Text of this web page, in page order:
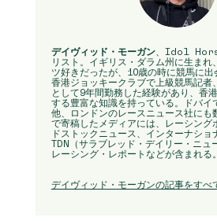
デイヴィッド・モーガン、Idol
リスト。イギリス・ダラム州に生まれ
ツ好きだったが、10歳の時に競馬に出
香港ジョッキークラブで上級競馬記者
として9年間勤務した経験があり、香
する豊富な知識を持っている。ドバイ
他、ロンドンのレースニュース社にも
で寄稿したメディアには、レーシング
ドストックニュース、インターナショ
TDN（サラブレッド・デイリー・ニュ
レーシング・レポートなどが含まれる。
デイヴィッド・モーガンの記事をすべ